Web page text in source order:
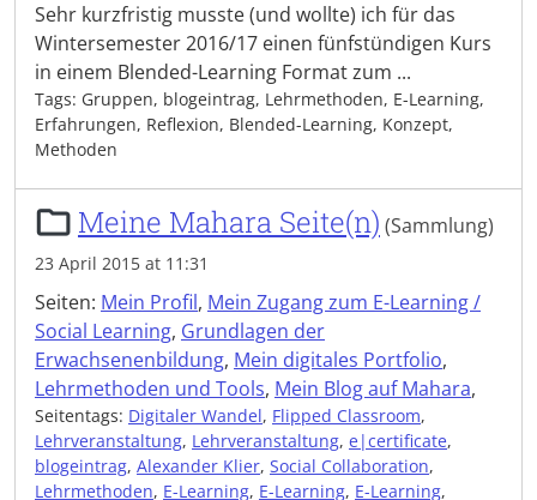
Sehr kurzfristig musste (und wollte) ich für das
Wintersemester 2016/17 einen fünfstündigen Kurs
in einem Blended-Learning Format zum ...
Tags: Gruppen, blogeintrag, Lehrmethoden, E-Learning,
Erfahrungen, Reflexion, Blended-Learning, Konzept,
Methoden
Meine Mahara Seite(n) (Sammlung)
23 April 2015 at 11:31
Seiten: Mein Profil, Mein Zugang zum E-Learning /
Social Learning, Grundlagen der
Erwachsenenbildung, Mein digitales Portfolio,
Lehrmethoden und Tools, Mein Blog auf Mahara,
Seitentags: Digitaler Wandel, Flipped Classroom,
Lehrveranstaltung, Lehrveranstaltung, e|certificate,
blogeintrag, Alexander Klier, Social Collaboration,
Lehrmethoden, E-Learning, E-Learning, E-Learning,